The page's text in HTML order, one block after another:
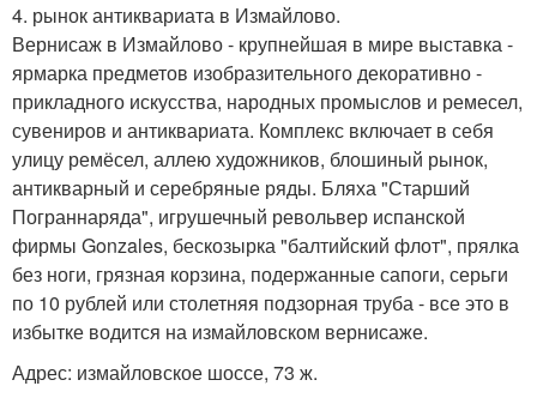
4. рынок антиквариата в Измайлово.
Вернисаж в Измайлово - крупнейшая в мире выставка -
ярмарка предметов изобразительного декоративно -
прикладного искусства, народных промыслов и ремесел,
сувениров и антиквариата. Комплекс включает в себя
улицу ремёсел, аллею художников, блошиный рынок,
антикварный и серебряные ряды. Бляха "Старший
Пограннаряда", игрушечный револьвер испанской
фирмы Gonzales, бескозырка "балтийский флот", прялка
без ноги, грязная корзина, подержанные сапоги, серьги
по 10 рублей или столетняя подзорная труба - все это в
избытке водится на измайловском вернисаже.
Адрес: измайловское шоссе, 73 ж.